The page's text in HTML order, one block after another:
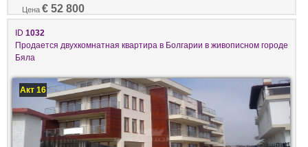
Цена € 52 800
ID 1032
Продается двухкомнатная квартира в Болгарии в живописном городе
Бяла
Акт 16